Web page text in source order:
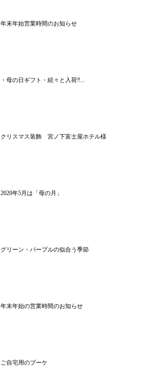
年末年始営業時間のお知らせ
・母の日ギフト・続々と入荷‼...
クリスマス装飾 宮ノ下富士屋ホテル様
2020年5月は「母の月」
グリーン・パープルの似合う季節
年末年始の営業時間のお知らせ
ご自宅用のブーケ